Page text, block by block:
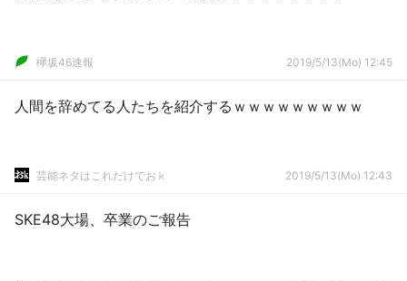
欅坂46速報 2019/5/13(Mo) 12:45
人間を辞めてる人たちを紹介するｗｗｗｗｗｗｗｗｗ
芸能ネタはこれだけでおｋ 2019/5/13(Mo) 12:43
SKE48大場、卒業のご報告